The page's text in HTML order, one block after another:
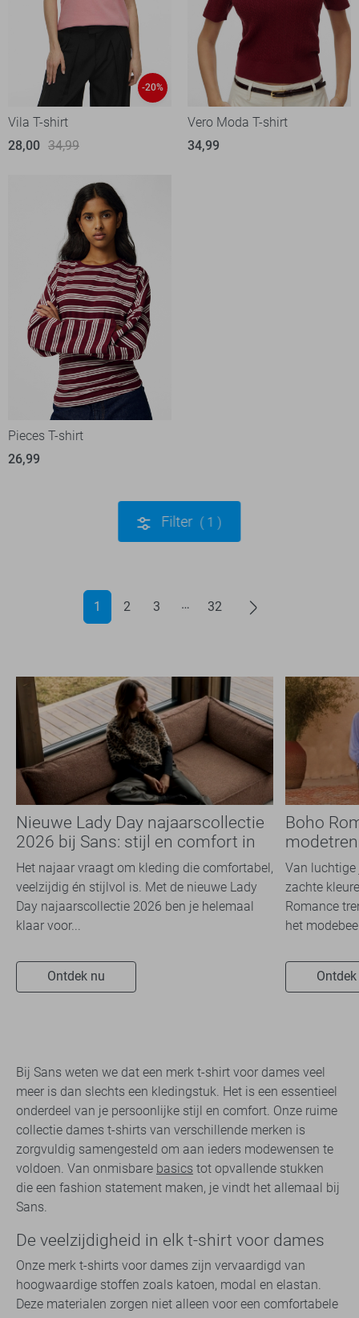
-20%
Vila T-shirt
28,00 34,99
Vero Moda T-shirt
34,99
Pieces T-shirt
26,99
Filter 1
1 2 3 32
Nieuwe Lady Day najaarscollectie
2026 bij Sans: stijl en comfort in
travelkwaliteit
Het najaar vraagt om kleding die comfortabel,
veelzijdig én stijlvol is. Met de nieuwe Lady
Day najaarscollectie 2026 ben je helemaal
klaar voor...
Ontdek nu
Boho
overal
Van luchtige
zachte
Romance
het
Bij Sans weten we dat een merk t-shirt voor dames veel
meer is dan slechts een kledingstuk. Het is een essentieel
onderdeel van je persoonlijke stijl en comfort. Onze ruime
collectie dames t-shirts van verschillende merken is
zorgvuldig samengesteld om aan ieders modewensen te
voldoen. Van onmisbare basics tot opvallende stukken
die een fashion statement maken, je vindt het allemaal bij
Sans.
De veelzijdigheid in elk t-shirt voor dames
Onze merk t-shirts voor dames zijn vervaardigd van
hoogwaardige stoffen zoals katoen, modal en elastan.
Deze materialen zorgen niet alleen voor een comfortabele